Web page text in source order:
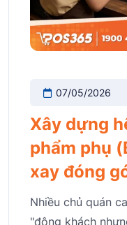
07/05/2026
Xây dựng
phẩm phụ
xay đóng
Nhiều chủ quán
"đông khách